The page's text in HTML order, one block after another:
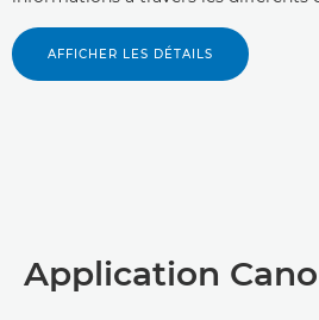
AFFICHER LES DÉTAILS
Application